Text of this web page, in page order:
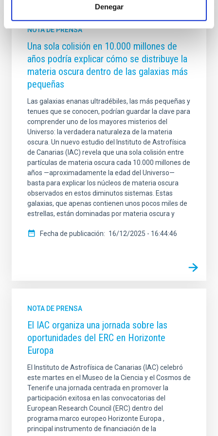
Denegar
NOTA DE PRENSA
Una sola colisión en 10.000 millones de
años podría explicar cómo se distribuye la
materia oscura dentro de las galaxias más
pequeñas
Las galaxias enanas ultradébiles, las más pequeñas y
tenues que se conocen, podrían guardar la clave para
comprender uno de los mayores misterios del
Universo: la verdadera naturaleza de la materia
oscura. Un nuevo estudio del Instituto de Astrofísica
de Canarias (IAC) revela que una sola colisión entre
partículas de materia oscura cada 10.000 millones de
años —aproximadamente la edad del Universo—
basta para explicar los núcleos de materia oscura
observados en estos diminutos sistemas. Estas
galaxias, que apenas contienen unos pocos miles de
estrellas, están dominadas por materia oscura y
Fecha de publicación 16/12/2025 - 16:44:46
NOTA DE PRENSA
El IAC organiza una jornada sobre las
oportunidades del ERC en Horizonte
Europa
El Instituto de Astrofísica de Canarias (IAC) celebró
este martes en el Museo de la Ciencia y el Cosmos de
Tenerife una jornada centrada en promover la
participación exitosa en las convocatorias del
European Research Council (ERC) dentro del
programa marco europeo Horizonte Europa ,
principal instrumento de financiación de la